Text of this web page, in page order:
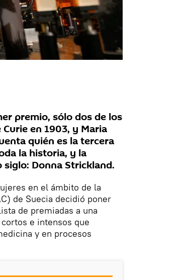
premio, sólo dos de los
en 1903, y Maria
quién es la tercera
la historia, y la
Donna Strickland.
en el ámbito de la
de Suecia decidió poner
de premiadas a una
e intensos que
y en procesos